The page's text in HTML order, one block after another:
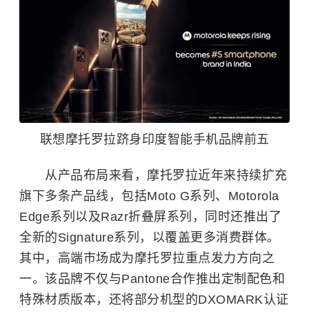
联想摩托罗拉跻身印度智能手机品牌前五
从产品布局来看，摩托罗拉近年来持续扩充
旗下多条产品线，包括Moto G系列、Motorola
Edge系列以及Razr折叠屏系列，同时还推出了
全新的Signature系列，以覆盖更多消费群体。
其中，高端市场成为摩托罗拉重点发力方向之
一。该品牌不仅与Pantone合作推出定制配色和
特殊材质版本，还将部分机型的DXOMARK认证